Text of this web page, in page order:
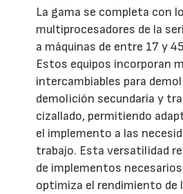
La gama se completa con
multiprocesadores de la
a máquinas de entre 17 y
Estos equipos incorporan
intercambiables para
demolición secundaria y
cizallado, permitiendo
el implemento a las
trabajo. Esta versatilidad
de implementos
optimiza el rendimiento de